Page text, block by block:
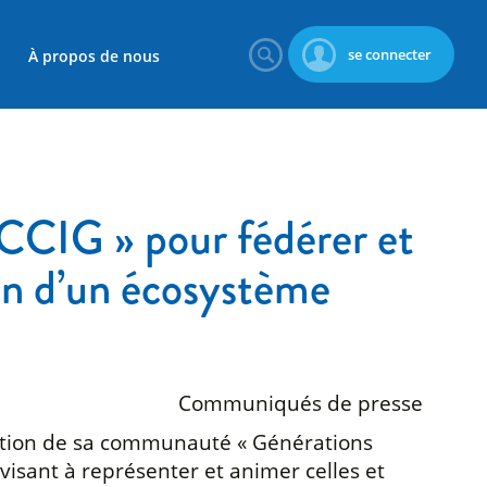
se connecter
À propos de nous
» pour fédérer et
d’un écosystème
Communiqués de presse
de sa communauté « Générations
à représenter et animer celles et